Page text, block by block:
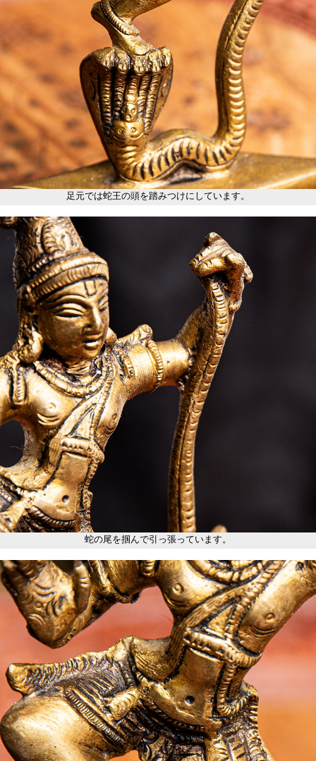
足元では蛇王の頭を踏みつけにしています。
蛇の尾を掴んで引っ張っています。